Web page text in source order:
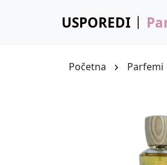
USPOREDI
Početna Parfemi